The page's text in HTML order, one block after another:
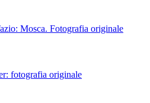
Mosca. Fotografia originale
fotografia originale